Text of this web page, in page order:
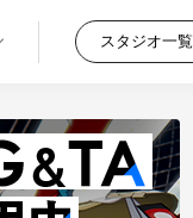
スタジオ一覧